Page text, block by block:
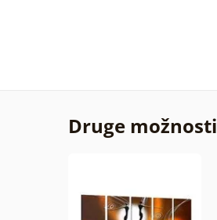
Druge možnosti